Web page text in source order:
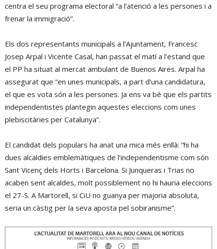
centra el seu programa electoral “a l’atenció a les persones i a
frenar la immigració”.
Els dos representants municipals a l’Ajuntament, Francesc
Josep Arpal i Vicente Casal, han passat el matí a l’estand que
el PP ha situat al mercat ambulant de Buenos Aires. Arpal ha
assegurat que “en unes municipals, a part d’una candidatura,
el que es vota són a les persones. Ja ens va bé que els partits
independentistes plantegin aquestes eleccions com unes
plebiscitàries per Catalunya”.
El candidat dels populars ha anat una mica més enllà: “hi ha
dues alcaldies emblemàtiques de l’independentisme com són
Sant Vicenç dels Horts i Barcelona. Si Junqueras i Trias no
acaben sent alcaldes, molt possiblement no hi hauria eleccions
el 27-S. A Martorell, si CiU no guanya per majoria absoluta,
seria un càstig per la seva aposta pel sobiranisme”.